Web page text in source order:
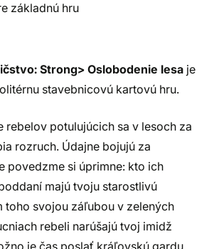
základnú hru
Strong> Oslobodenie lesa je
stavebnicovú kartovú hru.
rebelov potulujúcich sa v lesoch za
rozruch. Údajne bojujú za
povedzme si úprimne: kto ich
majú tvoju starostlivú
toho svojou záľubou v zelených
rebeli narúšajú tvoj imidž
je čas poslať kráľovskú gardu,